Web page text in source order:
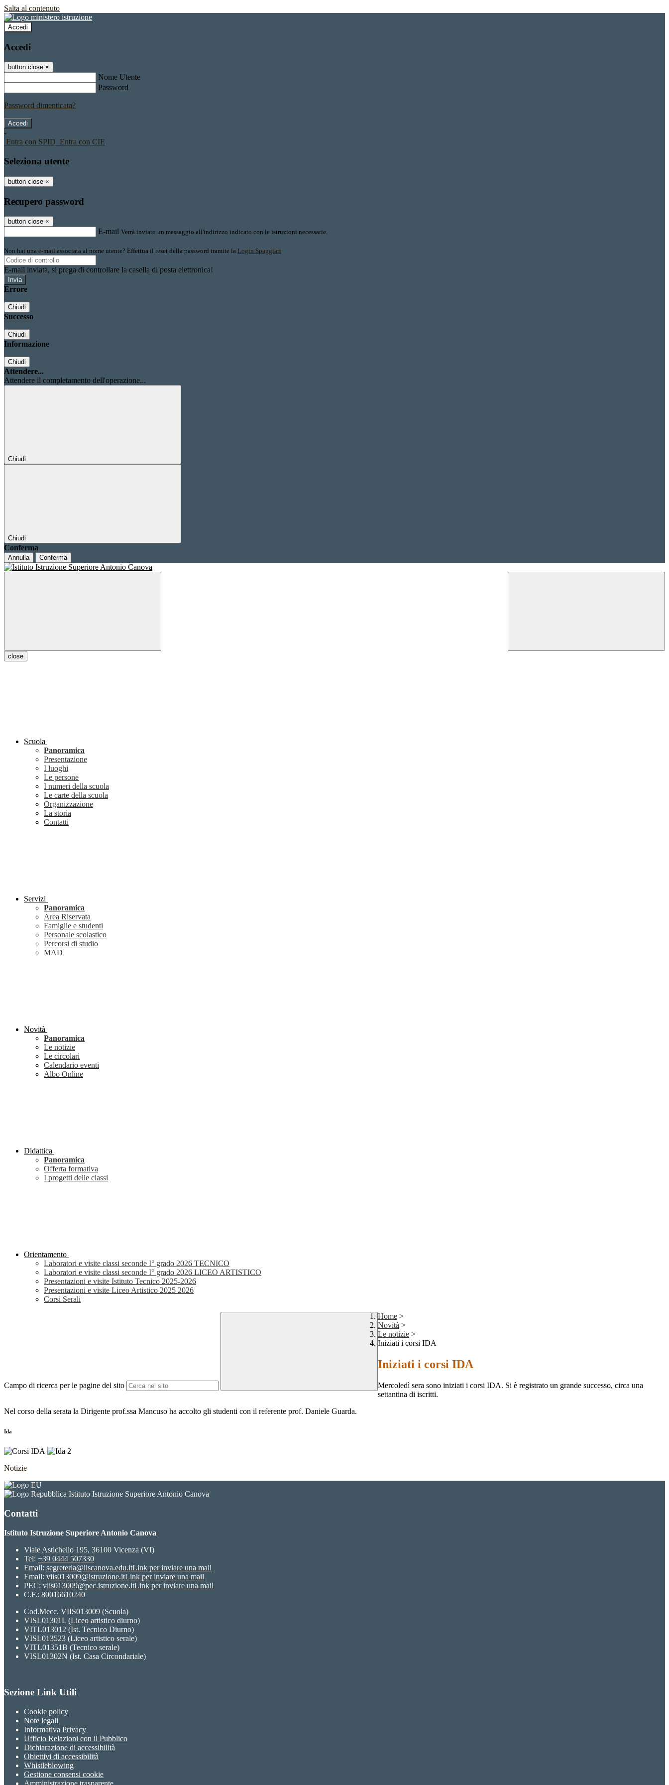
Salta al contenuto
Accedi
Accedi
button close ×
Nome Utente
Password
Password dimenticata?
-
Entra con SPID Entra con CIE
Seleziona utente
button close ×
Recupero password
button close ×
E-mail Verrà inviato un messaggio all'indirizzo indicato con le istruzioni necessarie.
Non hai una e-mail associata al nome utente? Effettua il reset della password tramite la Login Spaggiari
E-mail inviata, si prega di controllare la casella di posta elettronica!
Errore
Chiudi
Successo
Chiudi
Informazione
Chiudi
Attendere...
Attendere il completamento dell'operazione...
Chiudi
Chiudi
Conferma
Annulla Conferma
close
Scuola
Panoramica
Presentazione
I luoghi
Le persone
I numeri della scuola
Le carte della scuola
Organizzazione
La storia
Contatti
Servizi
Panoramica
Area Riservata
Famiglie e studenti
Personale scolastico
Percorsi di studio
MAD
Novità
Panoramica
Le notizie
Le circolari
Calendario eventi
Albo Online
Didattica
Panoramica
Offerta formativa
I progetti delle classi
Orientamento
Laboratori e visite classi seconde I° grado 2026 TECNICO
Laboratori e visite classi seconde I° grado 2026 LICEO ARTISTICO
Presentazioni e visite Istituto Tecnico 2025-2026
Presentazioni e visite Liceo Artistico 2025 2026
Corsi Serali
Campo di ricerca per le pagine del sito
Home >
Novità >
Le notizie >
Iniziati i corsi IDA
Iniziati i corsi IDA
Mercoledì sera sono iniziati i corsi IDA. Si è registrato un grande successo, circa una
settantina di iscritti.
Nel corso della serata la Dirigente prof.ssa Mancuso ha accolto gli studenti con il referente prof. Daniele Guarda.
Ida
Notizie
Istituto Istruzione Superiore Antonio Canova
Contatti
Istituto Istruzione Superiore Antonio Canova
Viale Astichello 195, 36100 Vicenza (VI)
Tel: +39 0444 507330
Email: segreteria@iiscanova.edu.itLink per inviare una mail
Email: viis013009@istruzione.itLink per inviare una mail
PEC: viis013009@pec.istruzione.itLink per inviare una mail
C.F.: 80016610240
Cod.Mecc. VIIS013009 (Scuola)
VISL01301L (Liceo artistico diurno)
VITL013012 (Ist. Tecnico Diurno)
VISL013523 (Liceo artistico serale)
VITL01351B (Tecnico serale)
VISL01302N (Ist. Casa Circondariale)
Sezione Link Utili
Cookie policy
Note legali
Informativa Privacy
Ufficio Relazioni con il Pubblico
Dichiarazione di accessibilità
Obiettivi di accessibilità
Whistleblowing
Gestione consensi cookie
Amministrazione trasparente